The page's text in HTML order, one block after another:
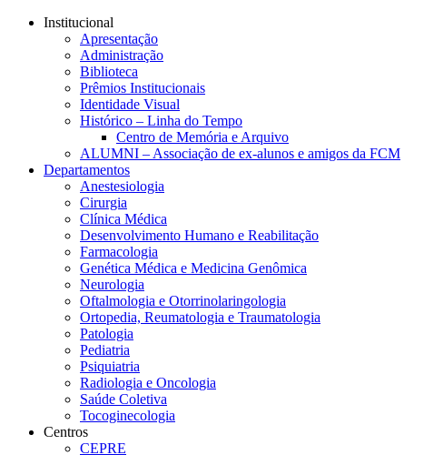
Conteúdo principal
Institucional
Apresentação
Administração
Biblioteca
Prêmios Institucionais
Identidade Visual
Histórico – Linha do Tempo
Centro de Memória e Arquivo
ALUMNI – Associação de ex-alunos e amigos da FCM
Departamentos
Anestesiologia
Cirurgia
Clínica Médica
Desenvolvimento Humano e Reabilitação
Farmacologia
Genética Médica e Medicina Genômica
Neurologia
Oftalmologia e Otorrinolaringologia
Ortopedia, Reumatologia e Traumatologia
Patologia
Pediatria
Psiquiatria
Radiologia e Oncologia
Saúde Coletiva
Tocoginecologia
Centros
CEPRE